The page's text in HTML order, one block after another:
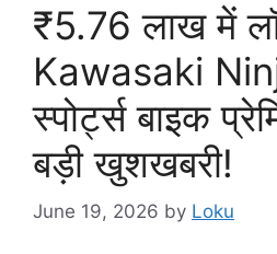
₹5.76 लाख में
Kawasaki
स्पोर्ट्स बाइक
बड़ी खुशखबरी!
June 19, 2026 by Loku